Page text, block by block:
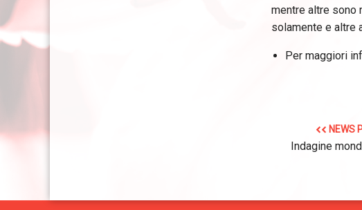
mentre altre sono
solamente e altre
Per maggiori
NEWS
Indagine